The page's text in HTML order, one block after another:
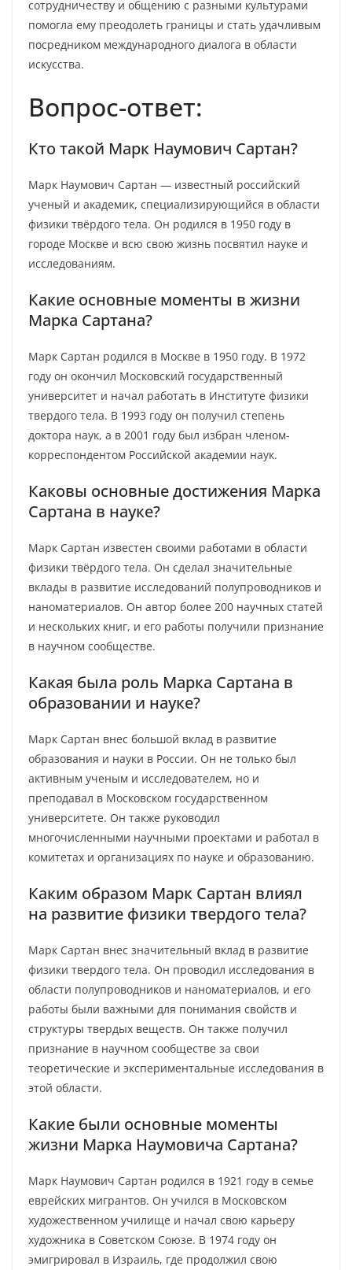
сотрудничеству и общению с разными культурами
помогла ему преодолеть границы и стать удачливым
посредником международного диалога в области
искусства.
Вопрос-ответ:
Кто такой Марк Наумович Сартан?
Марк Наумович Сартан — известный российский
ученый и академик, специализирующийся в области
физики твёрдого тела. Он родился в 1950 году в
городе Москве и всю свою жизнь посвятил науке и
исследованиям.
Какие основные моменты в жизни
Марка Сартана?
Марк Сартан родился в Москве в 1950 году. В 1972
году он окончил Московский государственный
университет и начал работать в Институте физики
твердого тела. В 1993 году он получил степень
доктора наук, а в 2001 году был избран членом-
корреспондентом Российской академии наук.
Каковы основные достижения Марка
Сартана в науке?
Марк Сартан известен своими работами в области
физики твёрдого тела. Он сделал значительные
вклады в развитие исследований полупроводников и
наноматериалов. Он автор более 200 научных статей
и нескольких книг, и его работы получили признание
в научном сообществе.
Какая была роль Марка Сартана в
образовании и науке?
Марк Сартан внес большой вклад в развитие
образования и науки в России. Он не только был
активным ученым и исследователем, но и
преподавал в Московском государственном
университете. Он также руководил
многочисленными научными проектами и работал в
комитетах и организациях по науке и образованию.
Каким образом Марк Сартан влиял
на развитие физики твердого тела?
Марк Сартан внес значительный вклад в развитие
физики твердого тела. Он проводил исследования в
области полупроводников и наноматериалов, и его
работы были важными для понимания свойств и
структуры твердых веществ. Он также получил
признание в научном сообществе за свои
теоретические и экспериментальные исследования в
этой области.
Какие были основные моменты
жизни Марка Наумовича Сартана?
Марк Наумович Сартан родился в 1921 году в семье
еврейских мигрантов. Он учился в Московском
художественном училище и начал свою карьеру
художника в Советском Союзе. В 1974 году он
эмигрировал в Израиль, где продолжил свою